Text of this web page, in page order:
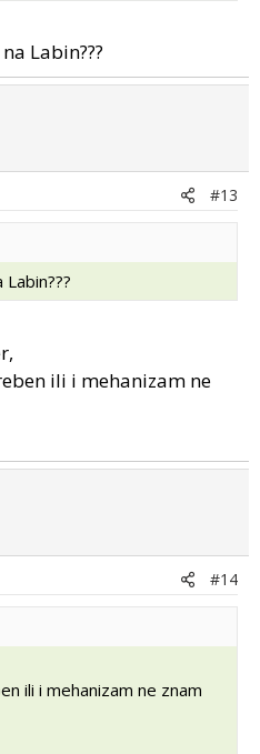
Labin???
#13
ili i mehanizam ne
#14
ili i mehanizam ne znam